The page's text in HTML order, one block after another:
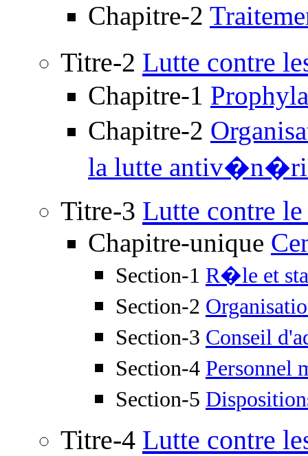
Chapitre-2
Titre-2 Lutte contre
Chapitre-1
Chapitre-2
la lutte
Titre-3 Lutte contre le
Chapitre-unique
Section-1 R�le et
Section-2
Section-3 Conseil
Section-4 Personnel
Section-5
Titre-4 Lutte contre